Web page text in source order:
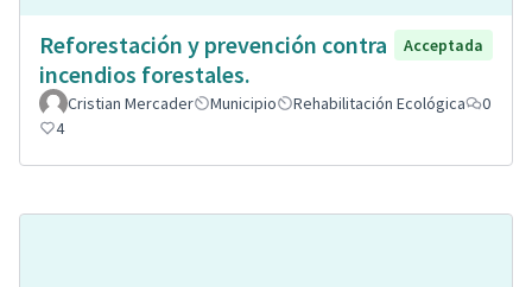
Reforestación y prevención contra
incendios forestales.
Acceptada
Cristian Mercader Municipio Rehabilitación Ecológica
0
4